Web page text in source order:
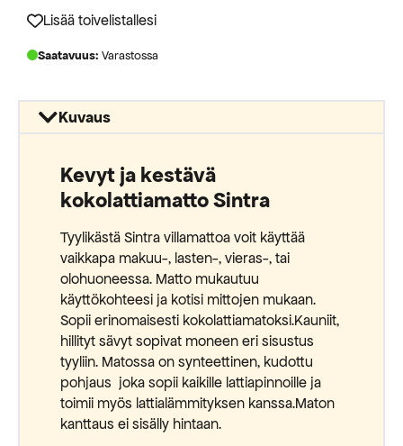
Lisää toivelistallesi
Saatavuus: Varastossa
Kuvaus
Kevyt ja kestävä
kokolattiamatto Sintra
Tyylikästä Sintra villamattoa voit käyttää
vaikkapa makuu-, lasten-, vieras-, tai
olohuoneessa. Matto mukautuu
käyttökohteesi ja kotisi mittojen mukaan.
Sopii erinomaisesti kokolattiamatoksi.Kauniit,
hillityt sävyt sopivat moneen eri sisustus
tyyliin. Matossa on synteettinen, kudottu
pohjaus joka sopii kaikille lattiapinnoille ja
toimii myös lattialämmityksen kanssa.Maton
kanttaus ei sisälly hintaan.